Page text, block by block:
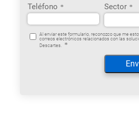
Teléfono * Sector *
Al enviar este formulario, reconozco que me
correos electrónicos relacionados con las
Descartes. *